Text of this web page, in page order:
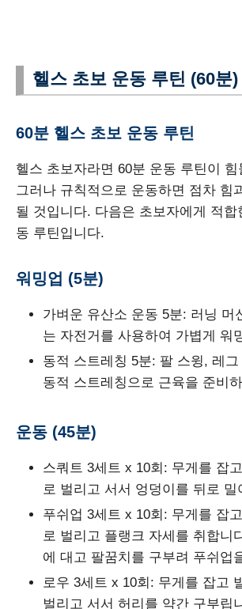
헬스 초보 운동 루틴 (60분)
60분 헬스 초보 운동 루틴
헬스 초보자라면 60분 운동 루틴이
그러나 규칙적으로 운동하면 점차 힘
될 것입니다. 다음은 초보자에게 적합
동 루틴입니다.
워밍업 (5분)
가벼운 유산소 운동 5분: 러닝 머
는 자전거를 사용하여 가볍게 워
동적 스트레칭 5분: 팔 스윙, 레
동적 스트레칭으로 근육을 준비
운동 (45분)
스쿼트 3세트 x 10회: 무게를 잡
로 벌리고 서서 엉덩이를 뒤로 밀
푸쉬업 3세트 x 10회: 무게를 잡
로 벌리고 플랭크 자세를 취합니
에 대고 팔꿈치를 구부려 푸쉬업
로우 3세트 x 10회: 무게를 잡고
벌리고 서서 허리를 약간 구부립